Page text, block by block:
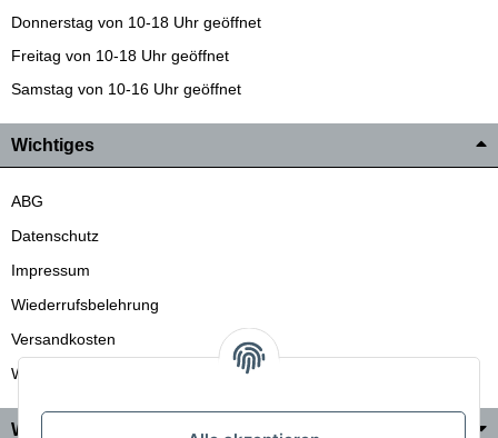
Donnerstag von 10-18 Uhr geöffnet
Freitag von 10-18 Uhr geöffnet
Samstag von 10-16 Uhr geöffnet
Wichtiges
ABG
Datenschutz
Impressum
Wiederrufsbelehrung
Versandkosten
Wir liefern auch in die Schweiz
Wo Sie uns finden